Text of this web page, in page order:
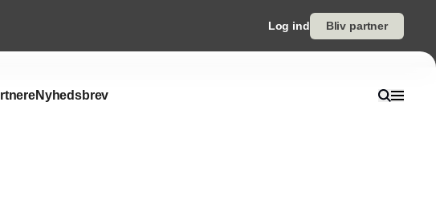
Log ind Bliv partner
Nyhedsbrev